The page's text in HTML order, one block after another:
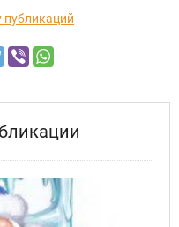
публикаций